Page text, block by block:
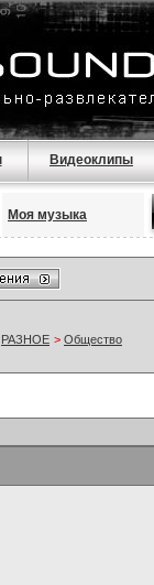
Видеоклипы
Моя музыка
РАЗНОЕ > Общество